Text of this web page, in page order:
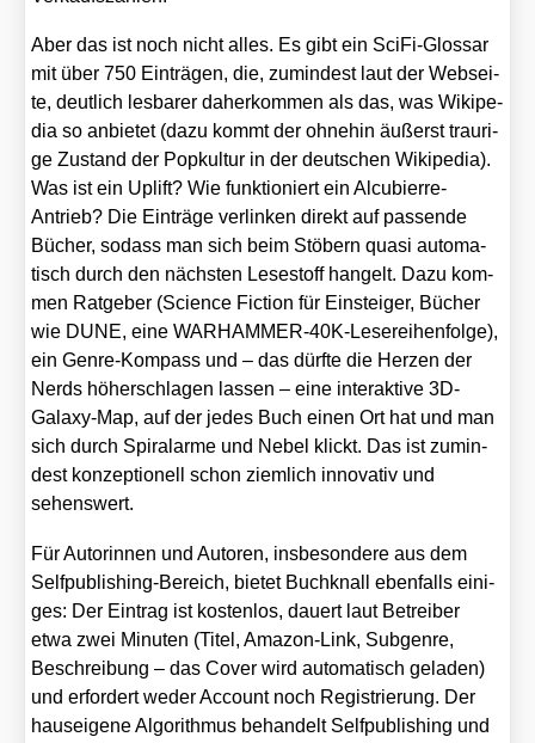
Aber das ist noch nicht alles. Es gibt ein Sci­Fi-Glos­sar
mit über 750 Ein­trä­gen, die, zumin­dest laut der Web­sei­
te, deut­lich les­ba­rer daher­kom­men als das, was Wiki­pe­
dia so anbie­tet (dazu kommt der ohne­hin äußerst trau­ri­
ge Zustand der Pop­kul­tur in der deut­schen Wiki­pe­dia).
Was ist ein Uplift? Wie funk­tio­niert ein Alcu­bierre-
Antrieb? Die Ein­trä­ge ver­lin­ken direkt auf pas­sen­de
Bücher, sodass man sich beim Stö­bern qua­si auto­ma­
tisch durch den nächs­ten Lese­stoff han­gelt. Dazu kom­
men Rat­ge­ber (Sci­ence Fic­tion für Ein­stei­ger, Bücher
wie DUNE, eine WAR­HAM­MER-40K-Lese­rei­hen­fol­ge),
ein Gen­re-Kom­pass und – das dürf­te die Her­zen der
Nerds höher­schla­gen las­sen – eine inter­ak­ti­ve 3D-
Gala­xy-Map, auf der jedes Buch einen Ort hat und man
sich durch Spi­ral­ar­me und Nebel klickt. Das ist zumin­
dest kon­zep­tio­nell schon ziem­lich inno­va­tiv und
sehens­wert.
Für Autorin­nen und Autoren, ins­be­son­de­re aus dem
Self­pu­bli­shing-Bereich, bie­tet Buch­knall eben­falls eini­
ges: Der Ein­trag ist kos­ten­los, dau­ert laut Betrei­ber
etwa zwei Minu­ten (Titel, Ama­zon-Link, Sub­gen­re,
Beschrei­bung – das Cover wird auto­ma­tisch gela­den)
und erfor­dert weder Account noch Regis­trie­rung. Der
haus­ei­ge­ne Algo­rith­mus behan­delt Self­pu­bli­shing und